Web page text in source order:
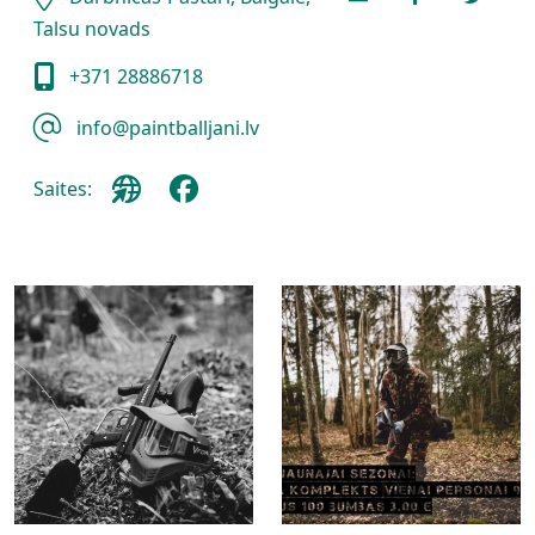
Talsu novads
+371 28886718
info@paintballjani.lv
Saites: